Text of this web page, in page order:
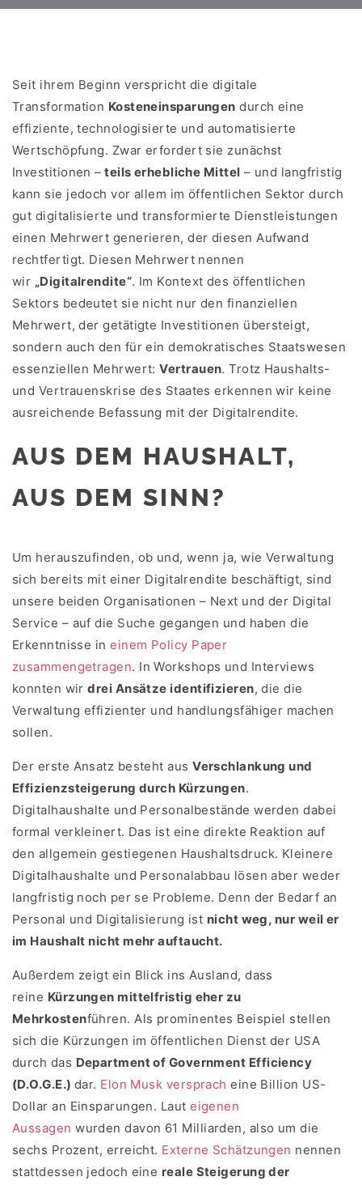
Seit ihrem Beginn verspricht die digitale
Transformation Kosteneinsparungen durch eine
effiziente, technologisierte und automatisierte
Wertschöpfung. Zwar erfordert sie zunächst
Investitionen – teils erhebliche Mittel – und langfristig
kann sie jedoch vor allem im öffentlichen Sektor durch
gut digitalisierte und transformierte Dienstleistungen
einen Mehrwert generieren, der diesen Aufwand
rechtfertigt. Diesen Mehrwert nennen
wir „Digitalrendite“. Im Kontext des öffentlichen
Sektors bedeutet sie nicht nur den finanziellen
Mehrwert, der getätigte Investitionen übersteigt,
sondern auch den für ein demokratisches Staatswesen
essenziellen Mehrwert:Vertrauen. Trotz Haushalts-
und Vertrauenskrise des Staates erkennen wir keine
ausreichende Befassung mit der Digitalrendite.
AUS DEM HAUSHALT,
AUS DEM SINN?
Um herauszufinden, ob und, wenn ja, wie Verwaltung
sich bereits mit einer Digitalrendite beschäftigt, sind
unsere beiden Organisationen – Next und der Digital
Service – auf die Suche gegangen und haben die
Erkenntnisse ineinem Policy Paper
zusammengetragen. In Workshops und Interviews
konnten wirdrei Ansätze identifizieren, die die
Verwaltung effizienter und handlungsfähiger machen
sollen.
Der erste Ansatz besteht ausVerschlankung und
Effizienzsteigerung durch Kürzungen.
Digitalhaushalte und Personalbestände werden dabei
formal verkleinert. Das ist eine direkte Reaktion auf
den allgemein gestiegenen Haushaltsdruck. Kleinere
Digitalhaushalte und Personalabbau lösen aber weder
langfristig noch per se Probleme. Denn der Bedarf an
Personal und Digitalisierung ist nicht weg, nur weil er
im Haushalt nicht mehr auftaucht.
Außerdem zeigt ein Blick ins Ausland, dass
reine Kürzungen mittelfristig eher zu
Mehrkostenführen. Als prominentes Beispiel stellen
sich die Kürzungen im öffentlichen Dienst der USA
durch das Department of Government Efficiency
(D.O.G.E.) dar. Elon Musk versprach eine Billion US-
Dollar an Einsparungen. Lauteigenen
Aussagen wurden davon 61 Milliarden, also um die
sechs Prozent, erreicht. Externe Schätzungen nennen
stattdessen jedoch eine reale Steigerung der